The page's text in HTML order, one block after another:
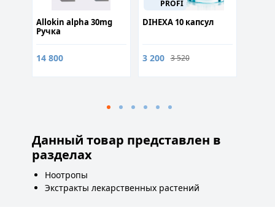
Allokin alpha 30mg
Ручка
14 800
PROFI
DIHEXA 10 капсул
3 200 3 520
Данный товар представлен в
разделах
Ноотропы
Экстракты лекарственных растений